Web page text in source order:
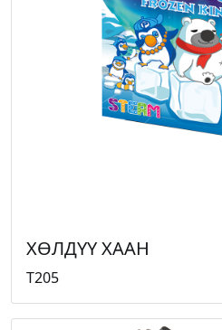
ХӨЛДҮҮ ХААН
T205